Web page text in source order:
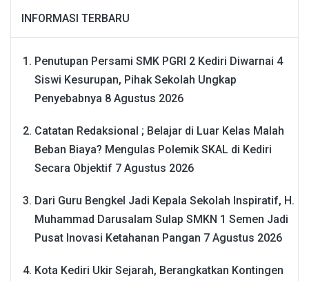
INFORMASI TERBARU
Penutupan Persami SMK PGRI 2 Kediri Diwarnai 4
Siswi Kesurupan, Pihak Sekolah Ungkap
Penyebabnya 8 Agustus 2026
Catatan Redaksional ; Belajar di Luar Kelas Malah
Beban Biaya? Mengulas Polemik SKAL di Kediri
Secara Objektif 7 Agustus 2026
Dari Guru Bengkel Jadi Kepala Sekolah Inspiratif, H.
Muhammad Darusalam Sulap SMKN 1 Semen Jadi
Pusat Inovasi Ketahanan Pangan 7 Agustus 2026
Kota Kediri Ukir Sejarah, Berangkatkan Kontingen